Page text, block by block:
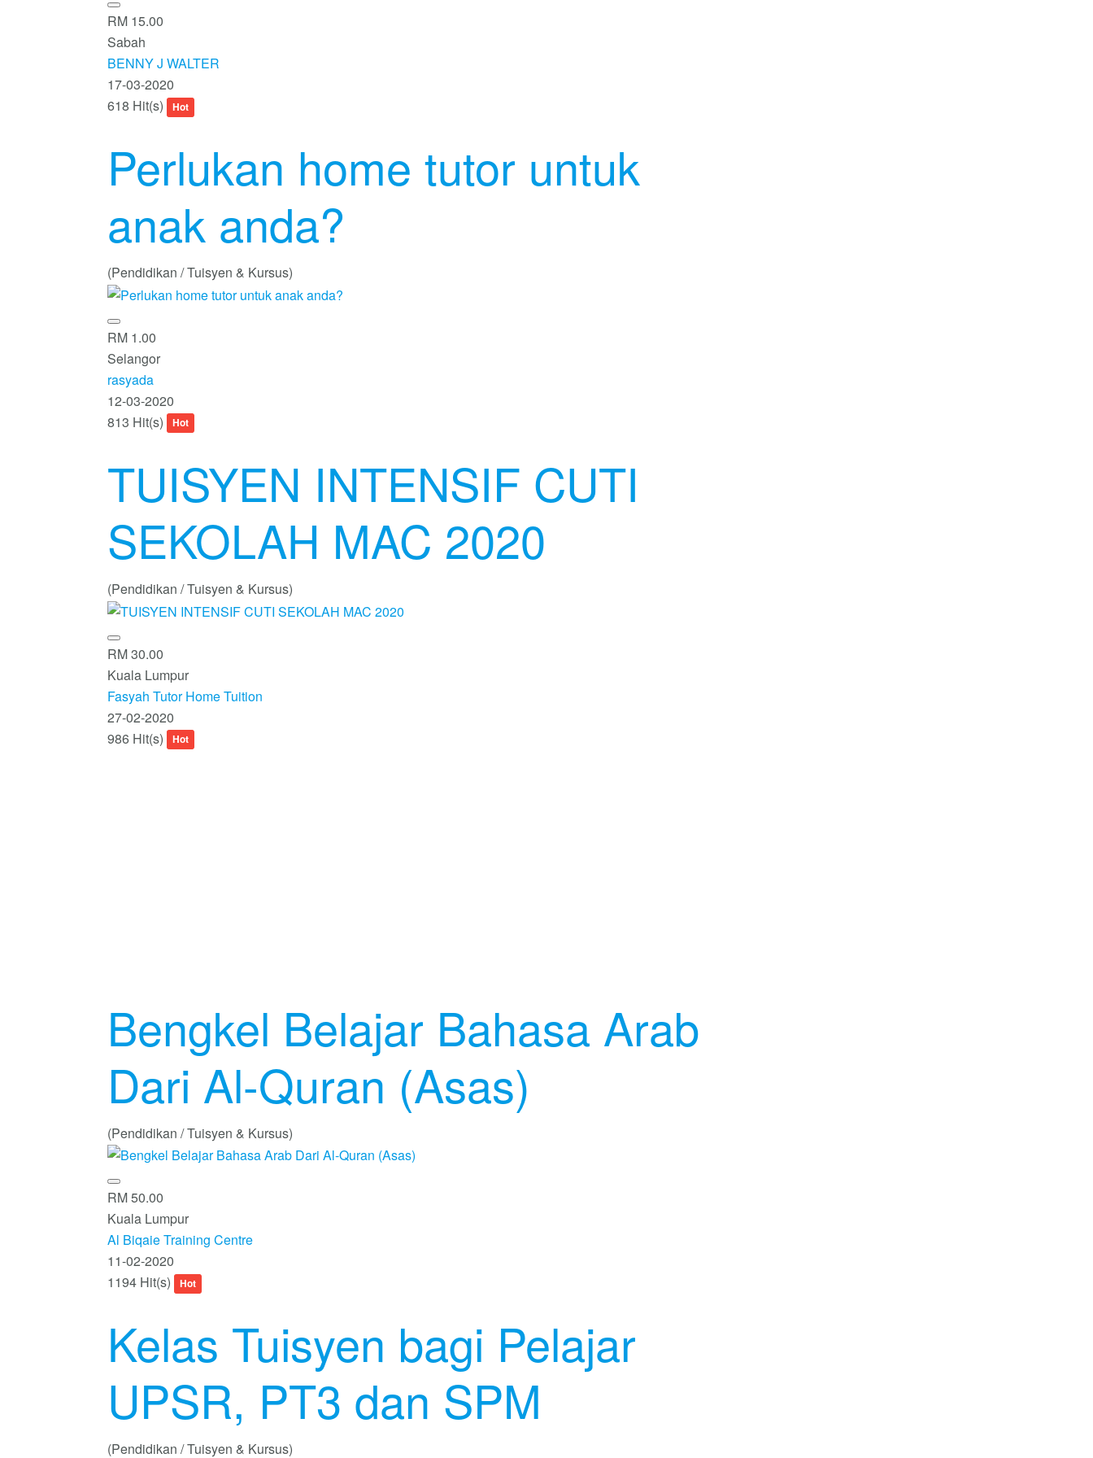
RM 15.00
Sabah
BENNY J WALTER
17-03-2020
618 Hit(s)
Hot
Perlukan home tutor untuk
anak anda?
(Pendidikan / Tuisyen & Kursus)
RM 1.00
Selangor
rasyada
12-03-2020
813 Hit(s)
Hot
TUISYEN INTENSIF CUTI
SEKOLAH MAC 2020
(Pendidikan / Tuisyen & Kursus)
RM 30.00
Kuala Lumpur
Fasyah Tutor Home Tuition
27-02-2020
986 Hit(s)
Hot
Bengkel Belajar Bahasa Arab
Dari Al-Quran (Asas)
(Pendidikan / Tuisyen & Kursus)
RM 50.00
Kuala Lumpur
Al Biqaie Training Centre
11-02-2020
1194 Hit(s)
Hot
Kelas Tuisyen bagi Pelajar
UPSR, PT3 dan SPM
(Pendidikan / Tuisyen & Kursus)